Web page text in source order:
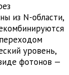
из N-области,
уровень,
фотонов —